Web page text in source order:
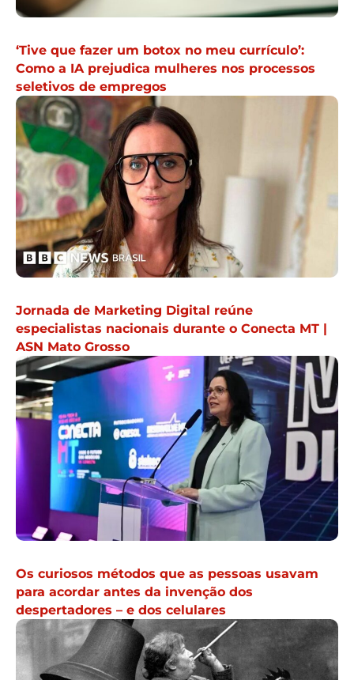
‘Tive que fazer um botox no meu currículo’:
Como a IA prejudica mulheres nos processos
seletivos de empregos
Jornada de Marketing Digital reúne
especialistas nacionais durante o Conecta MT |
ASN Mato Grosso
Os curiosos métodos que as pessoas usavam
para acordar antes da invenção dos
despertadores – e dos celulares